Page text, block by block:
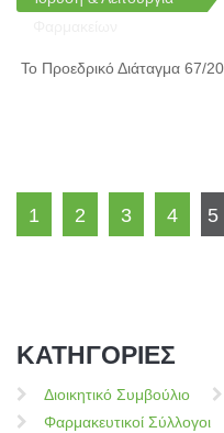
Το Προεδρικό Διάταγμα 67/
1 2 3 4 5
ΚΑΤΗΓΟΡΙΕΣ
Διοικητικό Συμβούλιο
Φαρμακευτικοί Σύλλογοι